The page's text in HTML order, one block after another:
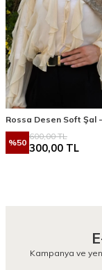
Rossa Desen Soft Şal
%50
600,00TL
300,00 TL
Kampanya ve